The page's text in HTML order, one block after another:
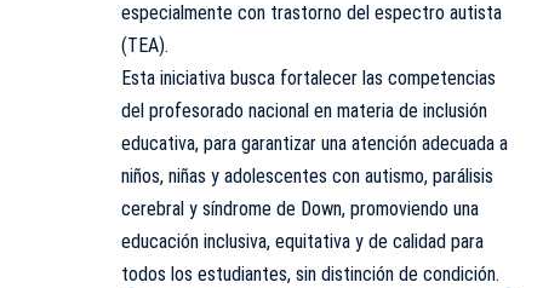
especialmente con trastorno del espectro autista
(TEA).
Esta iniciativa busca fortalecer las competencias
del profesorado nacional en materia de inclusión
educativa, para garantizar una atención adecuada a
niños, niñas y adolescentes con autismo, parálisis
cerebral y síndrome de Down, promoviendo una
educación inclusiva, equitativa y de calidad para
todos los estudiantes, sin distinción de condición.